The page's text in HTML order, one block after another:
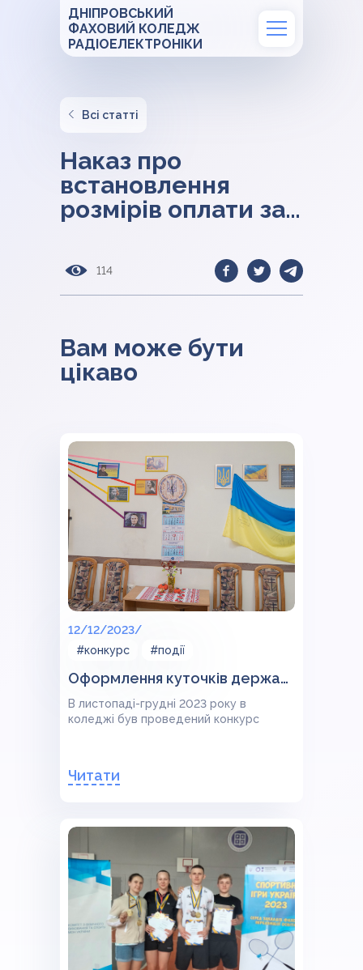
ДНІПРОВСЬКИЙ
ФАХОВИЙ КОЛЕДЖ
РАДІОЕЛЕКТРОНІКИ
Всі статті
Наказ про
встановлення
розмірів оплати за
здобувачів освіти
2025р.
114
Вам може бути
цікаво
12/12/2023/
#конкурс
#події
Оформлення куточків державності в кабінетах коледжу
В листопаді-грудні 2023 року в
коледжі був проведений конкурс
Читати